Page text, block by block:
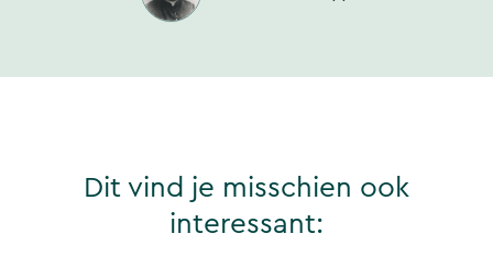
Dit vind je misschien ook
interessant: